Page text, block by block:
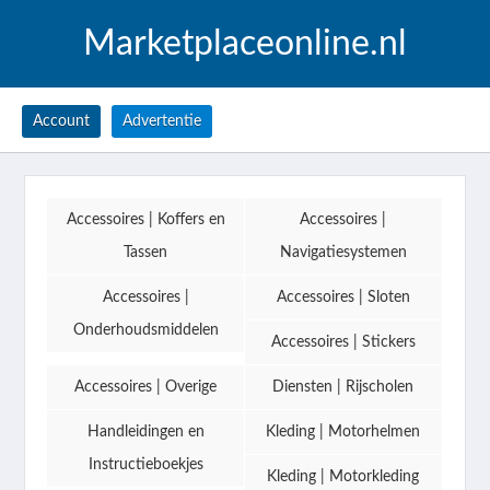
Marketplaceonline.nl
Account Advertentie
Accessoires | Koffers en
Tassen
Accessoires |
Navigatiesystemen
Accessoires |
Onderhoudsmiddelen
Accessoires | Sloten
Accessoires | Stickers
Accessoires | Overige Diensten | Rijscholen
Handleidingen en
Instructieboekjes
Kleding | Motorhelmen
Kleding | Motorkleding